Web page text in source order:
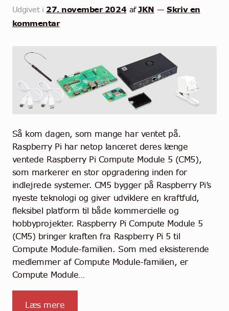
Udgivet i 27. november 2024 afJKN —Skriv en
kommentar
Så kom dagen, som mange har ventet på.
Raspberry Pi har netop lanceret deres længe
ventede Raspberry Pi Compute Module 5 (CM5),
som markerer en stor opgradering inden for
indlejrede systemer. CM5 bygger på Raspberry Pi’s
nyeste teknologi og giver udviklere en kraftfuld,
fleksibel platform til både kommercielle og
hobbyprojekter. Raspberry Pi Compute Module 5
(CM5) bringer kraften fra Raspberry Pi 5 til
Compute Module-familien. Som med eksisterende
medlemmer af Compute Module-familien, er
Compute Module…
Læs mere